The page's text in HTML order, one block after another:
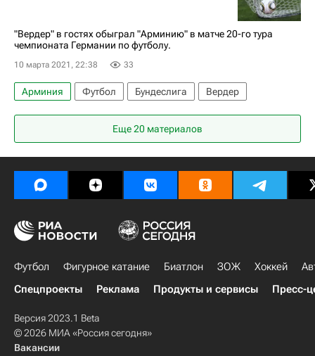
"Вердер" в гостях обыграл "Арминию" в матче 20-го тура
чемпионата Германии по футболу.
10 марта 2021, 22:38 33
Арминия Футбол Бундеслига Вердер
Еще 20 материалов
Футбол Фигурное катание Биатлон ЗОЖ Хоккей
Спецпроекты
Реклама Продукты и сервисы Пресс-
Версия 2023.1 Beta
© 2026 МИА «Россия сегодня»
Вакансии